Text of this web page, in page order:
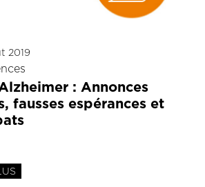
2019
: Annonces
fausses espérances et